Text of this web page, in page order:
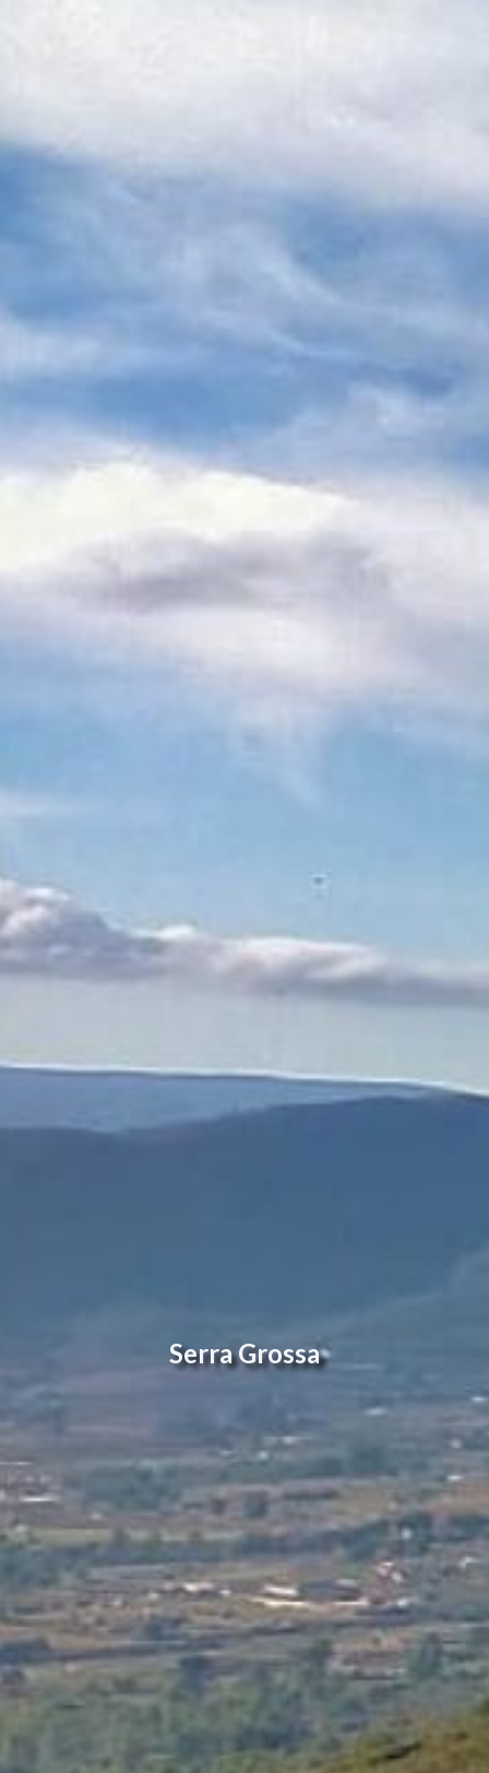
Serra Grossa